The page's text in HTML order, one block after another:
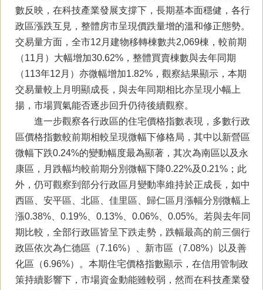
數反映，在科技產業發展支撐下，長期基本面穩健，各行
政區漲跌互見，整體房市呈現價跌量增的溫和修正態勢。
交易量方面，全市12月建物移轉棟數共2,069棟，較前期
（11月）大幅增加30.62%，整體買賣棟數與去年同期
（113年12月）亦微幅增加1.82%，觀察結果顯示，本期
交易量較上月明顯成長，與去年同期相比亦呈現小幅上
揚，市場買氣能否逐步回升仍待後續觀察。
進一步觀察各行政區的住宅價格指數表現，多數行政
區價格指數較前期相較呈現微幅下修格局，其中以新營區
微幅下跌0.24%的變動幅度最為顯著，其次為南區以及永
康區，月跌幅均較前期分別微幅下降0.22%及0.21%；此
外，仍可觀察到部分⾏政區⽉變動率維持於正成⻑，如中
西區、安平區、北區、佳里區、歸仁區月漲幅分別微幅上
漲0.38%、0.19%、0.13%、0.06%、0.05%。若與去年同
期比較，全部行政區皆呈下跌走勢，跌幅最高的前三個行
政區依次為仁德區（7.16%）、新市區（7.08%）以及善
化區（6.96%）。本期住宅價格指數顯示，在信用管制政
策持續影響下，市場資金動能雖較弱，然而在科技產業發